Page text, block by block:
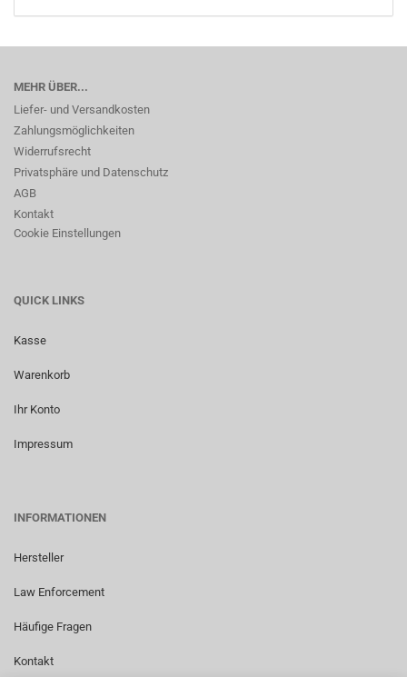
MEHR ÜBER...
Liefer- und Versandkosten
Zahlungsmöglichkeiten
Widerrufsrecht
Privatsphäre und Datenschutz
AGB
Kontakt
Cookie Einstellungen
QUICK LINKS
Kasse
Warenkorb
Ihr Konto
Impressum
INFORMATIONEN
Hersteller
Law Enforcement
Häufige Fragen
Kontakt